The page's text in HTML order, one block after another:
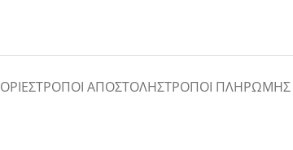
ΤΡΌΠΟΙ ΑΠΟΣΤΟΛΉΣΤΡΌΠΟΙ ΠΛΗΡΩΜΉΣ